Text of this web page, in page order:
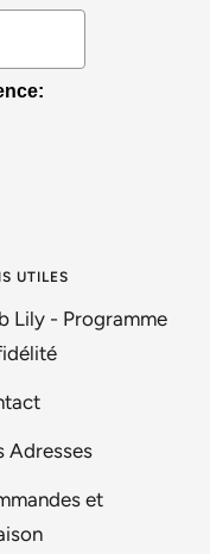
UTILES
Lily - Programme
Adresses
et